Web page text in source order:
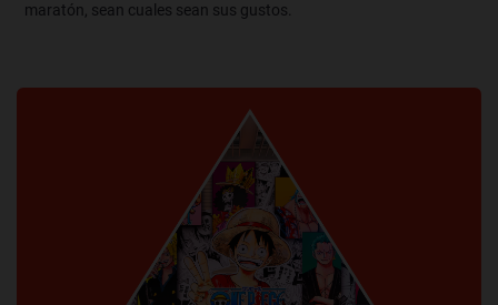
maratón, sean cuales sean sus gustos.